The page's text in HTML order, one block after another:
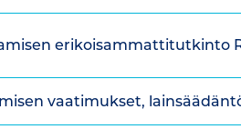
erikoisammattitutkinto
vaatimukset,